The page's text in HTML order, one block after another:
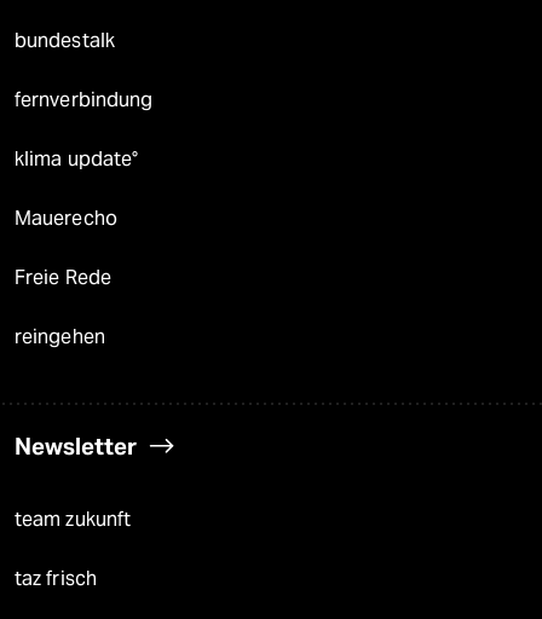
bundestalk
fernverbindung
klima update°
Mauerecho
Freie Rede
reingehen
Newsletter
team zukunft
taz frisch